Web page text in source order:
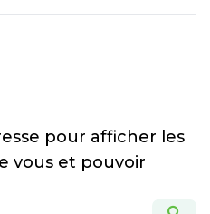
pour afficher les
vous et pouvoir